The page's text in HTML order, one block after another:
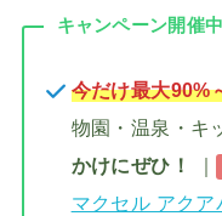
キャンペーン開催中
今だけ最大90%
物園・温泉・キ
かけにぜひ！
マクセル アクア